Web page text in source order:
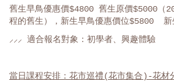
舊生早鳥優惠價$4800 舊生原價$5000（
程的舊生），新生早鳥優惠價位$5800 新
⸝⸝⸝ 適合報名對象：初學者、興趣體驗
當日課程安排：花市巡禮(花市集合)-花材